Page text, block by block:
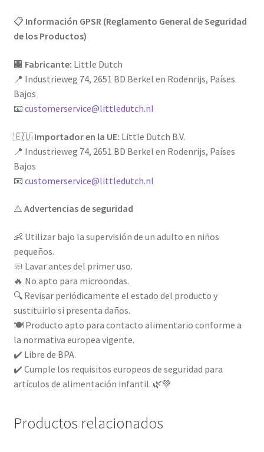
📋 Información GPSR (Reglamento General de Seguridad
de los Productos)
🏢 Fabricante: Little Dutch
📍 Industrieweg 74, 2651 BD Berkel en Rodenrijs, Países
Bajos
📧 customerservice@littledutch.nl
🇪🇺 Importador en la UE: Little Dutch B.V.
📍 Industrieweg 74, 2651 BD Berkel en Rodenrijs, Países
Bajos
📧 customerservice@littledutch.nl
⚠️ Advertencias de seguridad
👶 Utilizar bajo la supervisión de un adulto en niños
pequeños.
🧼 Lavar antes del primer uso.
🔥 No apto para microondas.
🔍 Revisar periódicamente el estado del producto y
sustituirlo si presenta daños.
🍽️ Producto apto para contacto alimentario conforme a
la normativa europea vigente.
✔️ Libre de BPA.
✔️ Cumple los requisitos europeos de seguridad para
artículos de alimentación infantil. 🌿💚
Productos relacionados